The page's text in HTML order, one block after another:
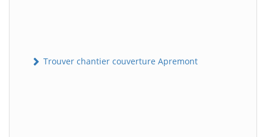
Trouver chantier couverture Apremont